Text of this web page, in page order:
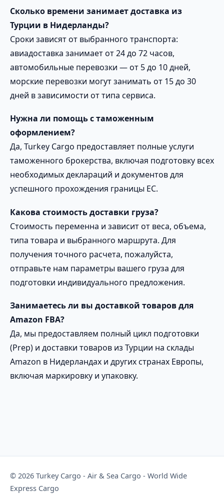
Сколько времени занимает доставка из
Турции в Нидерланды?
Сроки зависят от выбранного транспорта:
авиадоставка занимает от 24 до 72 часов,
автомобильные перевозки — от 5 до 10 дней,
морские перевозки могут занимать от 15 до 30
дней в зависимости от типа сервиса.
Нужна ли помощь с таможенным
оформлением?
Да, Turkey Cargo предоставляет полные услуги
таможенного брокерства, включая подготовку всех
необходимых деклараций и документов для
успешного прохождения границы ЕС.
Какова стоимость доставки груза?
Стоимость переменна и зависит от веса, объема,
типа товара и выбранного маршрута. Для
получения точного расчета, пожалуйста,
отправьте нам параметры вашего груза для
подготовки индивидуального предложения.
Занимаетесь ли вы доставкой товаров для
Amazon FBA?
Да, мы предоставляем полный цикл подготовки
(Prep) и доставки товаров из Турции на склады
Amazon в Нидерландах и других странах Европы,
включая маркировку и упаковку.
© 2026 Turkey Cargo - Air & Sea Cargo - World Wide
Express Cargo